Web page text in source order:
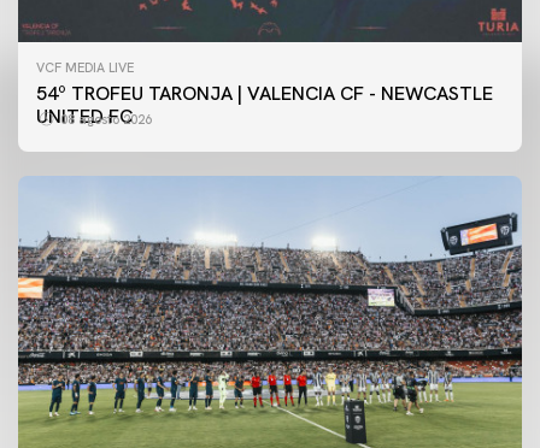
VCF MEDIA LIVE
54º TROFEU TARONJA | VALENCIA CF - NEWCASTLE
UNITED FC
08 agosto 2026